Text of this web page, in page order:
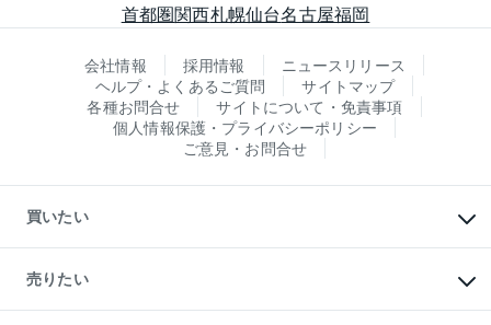
首都圏関西札幌仙台名古屋福岡
会社情報 採用情報
ニュースリリース
ヘルプ・よくあるご質問
サイトマップ
各種お問合せ
サイトについて・免責事項
個人情報保護・プライバシーポリシー
ご意見・お問合せ
買いたい
新築・分譲マンションの購入
中古マンションの購入
一戸建ての購入
売りたい